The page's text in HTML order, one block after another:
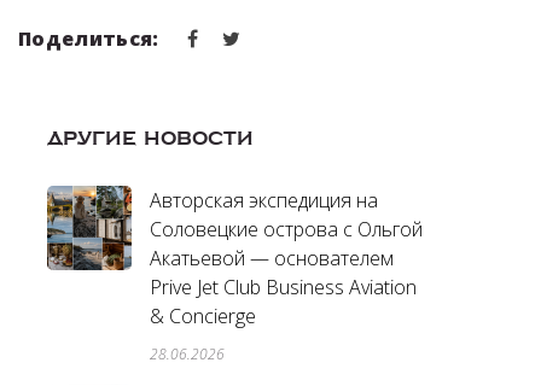
Поделиться:
ДРУГИЕ НОВОСТИ
Авторская экспедиция на
Соловецкие острова с Ольгой
Акатьевой — основателем
Prive Jet Club Business Aviation
& Concierge
28.06.2026